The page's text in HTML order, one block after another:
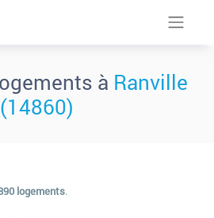
à Ranville
(14860)
logements.